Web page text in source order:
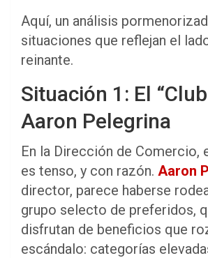
Aquí, un análisis
situaciones que reflejan el
reinante.
Situación 1: El
Aaron Pelegrina
En la Dirección de Comercio,
es tenso, y con razón. Aaron
director, parece haberse
grupo selecto de preferidos,
disfrutan de beneficios que
escándalo: categorías